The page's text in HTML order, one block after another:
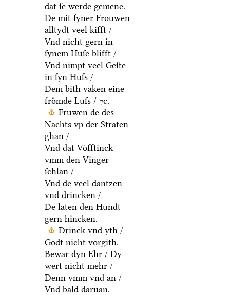
dat ſe werde gemene.
De mit ſyner Frouwen
alltydt veel kifft /
Vnd nicht gern in
ſynem Huſe blifft /
Vnd nimpt veel Geſte
in ſyn Huſs /
Dem bith vaken eine
froͤmde Luſs / ⁊c.
Fruwen de des
Nachts vp der Straten
ghan /
Vnd dat Voͤfftinck
vmm den Vinger
ſchlan /
Vnd de veel dantzen
vnd drincken /
De laten den Hundt
gern hincken.
Drinck vnd yth /
Godt nicht vorgith.
Bewar dyn Ehr / Dy
wert nicht mehr /
Denn vmm vnd an /
Vnd bald daruan.